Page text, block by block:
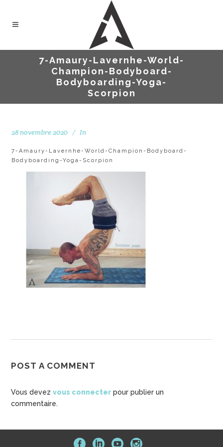
7-Amaury-Lavernhe-World-
Champion-Bodyboard-
Bodyboarding-Yoga-
Scorpion
28 novembre 2020 In
7-Amaury-Lavernhe-World-Champion-Bodyboard-
Bodyboarding-Yoga-Scorpion
POST A COMMENT
Vous devezvous connecter pour publier un
commentaire.